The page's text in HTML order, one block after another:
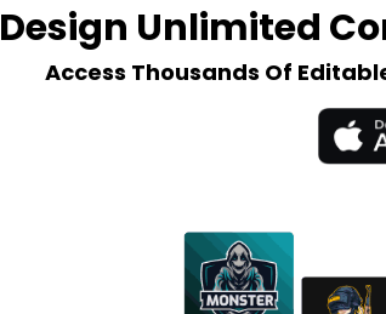
Design Unlimited
Access Thousands Of